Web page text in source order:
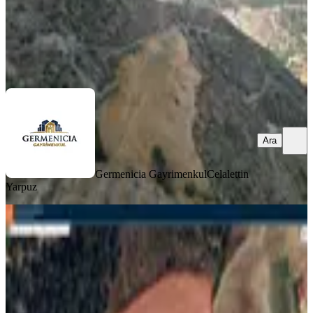
Germenicia Gayrimenkul Celalettin Yarpuz
Ara
Germenicia GayrimenkulCelalettin
Yarpuz
Ara
Yeni Rota'dan Ilıca Çakırdere'de 18.5
Dönüm Satılık Tarla
Onikişubat, Çakırdere Mahallesi
18559 m²· 404/m² 31.07.2026